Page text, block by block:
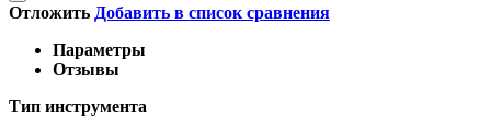
Отложить Добавить в список сравнения
Параметры
Отзывы
Тип инструмента